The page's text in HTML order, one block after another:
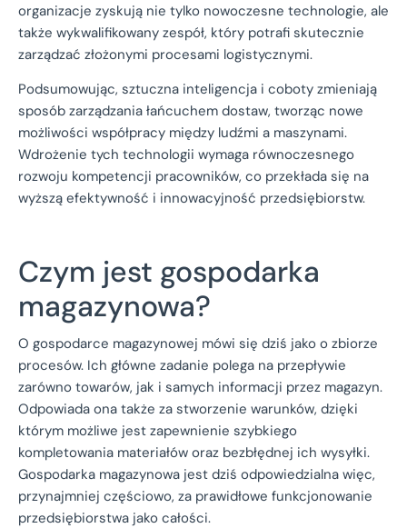
organizacje zyskują nie tylko nowoczesne technologie, ale
także wykwalifikowany zespół, który potrafi skutecznie
zarządzać złożonymi procesami logistycznymi.
Podsumowując, sztuczna inteligencja i coboty zmieniają
sposób zarządzania łańcuchem dostaw, tworząc nowe
możliwości współpracy między ludźmi a maszynami.
Wdrożenie tych technologii wymaga równoczesnego
rozwoju kompetencji pracowników, co przekłada się na
wyższą efektywność i innowacyjność przedsiębiorstw.
Czym jest gospodarka
magazynowa?
O gospodarce magazynowej mówi się dziś jako o zbiorze
procesów. Ich główne zadanie polega na przepływie
zarówno towarów, jak i samych informacji przez magazyn.
Odpowiada ona także za stworzenie warunków, dzięki
którym możliwe jest zapewnienie szybkiego
kompletowania materiałów oraz bezbłędnej ich wysyłki.
Gospodarka magazynowa jest dziś odpowiedzialna więc,
przynajmniej częściowo, za prawidłowe funkcjonowanie
przedsiębiorstwa jako całości.